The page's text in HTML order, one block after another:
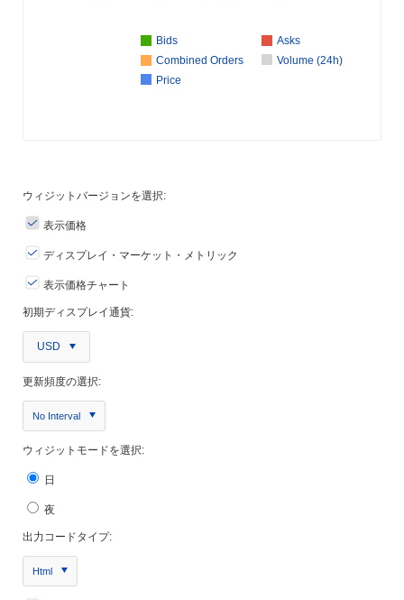
Bids
Asks
Combined Orders
Volume (24h)
Price
ウィジットバージョンを選択:
表示価格
ディスプレイ・マーケット・メトリック
表示価格チャート
初期ディスプレイ通貨:
USD
更新頻度の選択:
No Interval
ウィジットモードを選択:
日
夜
出力コードタイプ:
Html